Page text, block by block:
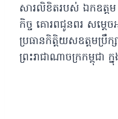
សារលិខិតរបស់ ឯកឧត្តម
កិច្ច គោរពជូនពរ សម្ដ
ប្រធានកិត្តិយសឧត្តមប្រឹក្
ព្រះរាជាណាចក្រកម្ពុជា